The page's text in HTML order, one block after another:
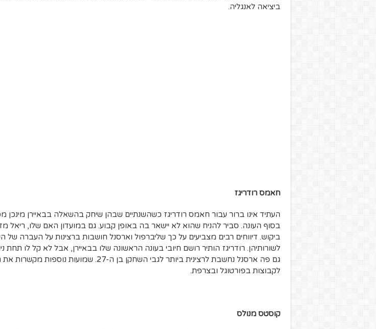
ביציאה לאנגליה.
חאמס רודריגז
העתיד אינו ברור עבור חאמס רודריגז כשהשנתיים שבהן שיחק בהשאלה בבאיירן מינכן
בסוף העונה. סביר להניח שהוא לא יישאר בה באופן קבוע. גם במועדון האם שלו, ריאל
ביקוש. דיווחים רבים מצביעים על כך שליברפול וארסנל חושבות ברצינות על העברה של
לשורותיהן. רודריגז הותיר רושם חיובי בעונה הראשונה שלו בבאיירן, אבל לא קל לו תחת
גם פה ארסנל נחשבת לרצינית ביותר לגבי השחקן בן ה-27. שמועות נוספות
לקבוצות בפורטוגל ובצרפת.
קוסטס מנולס